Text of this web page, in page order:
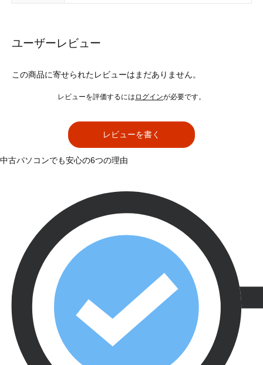
ユーザーレビュー
この商品に寄せられたレビューはまだありません。
レビューを評価するには ログインが必要です。
レビューを書く
中古パソコンでも安心の6つの理由